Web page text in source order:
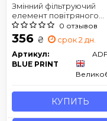
Змінний фільтруючий
елемент повітряного
фільтра салону0 отзывов
356 ₴ срок 2 дн.
Артикул:
BLUE PRINT
КУПИТЬ